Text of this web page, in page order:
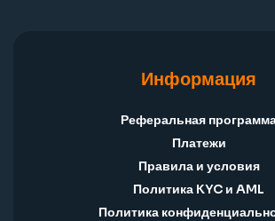
Информация
Реферальная
Платежи
Правила и условия
Политика KYC и AML
Политика